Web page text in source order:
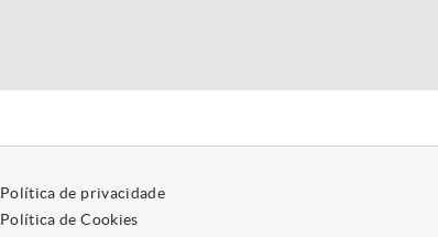
Política de privacidade
Política de Cookies